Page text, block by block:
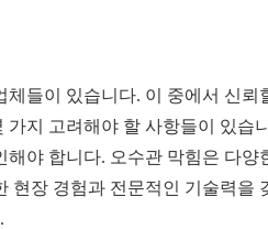
들이 있습니다. 이 중에서 신뢰
지 고려해야 할 사항들이 있습
야 합니다. 오수관 막힘은 다양
현장 경험과 전문적인 기술력을